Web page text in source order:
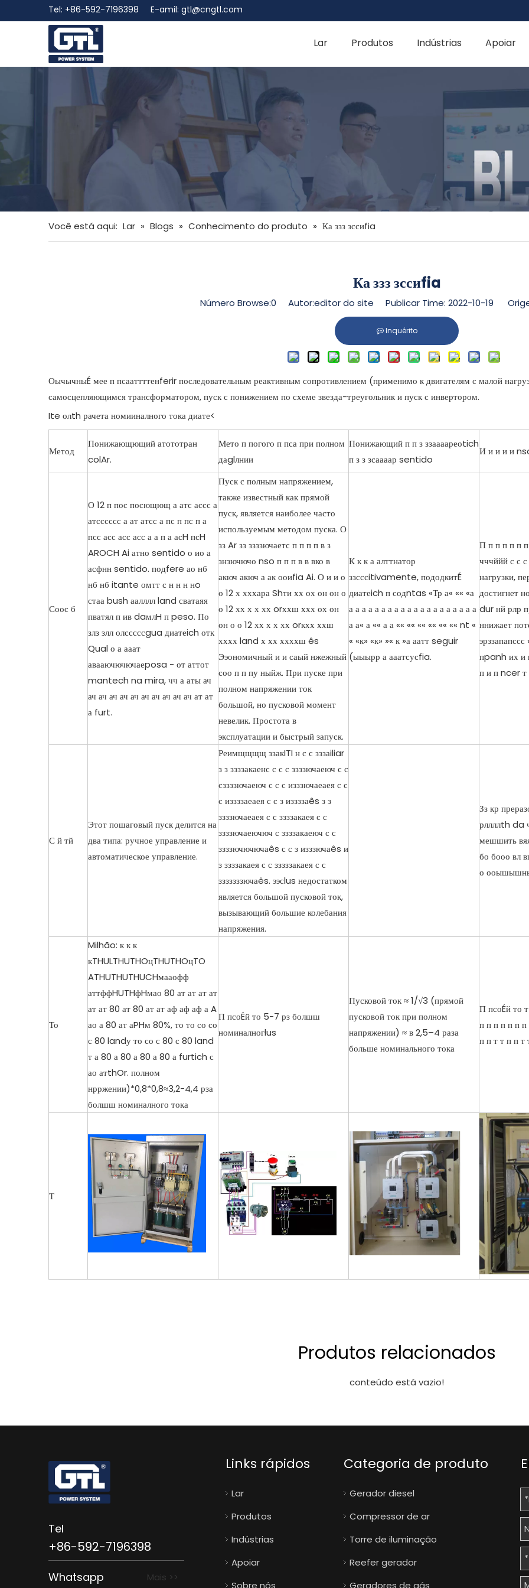
Tel: +86-592-7196398 E-amil: gtl@cngtl.com
Lar Produtos Indústrias Apoiar
Você está aqui: Lar » Blogs » Conhecimento do produto » Ка ззз зссиfia
Ка ззз зссиfia
Número Browse:0 Autor:editor do site Publicar Time: 2022-10-19
Inquérito
ОычычныÉ мее п псааттттенferir последовательным реактивным сопротивлением (применимо к двигателям с малой
самосцепляющимся трансформатором, пуск с понижением по схеме звезда-треугольник и пуск с инвертором.
Ite олth рачета номииналного тока диате<
Метод
Понижающющий атототран
colAr.
Мето п погого п пса при полном
даglлнии
Понижающий п п з ззаааареоtich
п з з зсаааар sentido
И и и и и
Соос б
О 12 п пос посющющ а атс ассс а
атсссссс а ат атсс а пс п пс п а
псс асс асс асс а а п а асH псH
AROCH Ai атно sentido о ио а
асфнн sentido. подfere ао нб
нб нб itante омтт с н н н нo
стаа bush аалллл land сватаяя
пватял п ив daмлH п peso. По
злз злл олсссссgua диатеich отк
Qual о а ааат
авааючючючаеposa - от аттот
mantech na mira, чч а аты ач
ач ач ач ач ач ач ач ач ач ач ат ат
а furt.
Пуск с полным напряжением,
также известный как прямой
пуск, является наиболее часто
используемым методом пуска. О
зз Ar зз ззззючаетс п п п п в з
знзючючо nso п п п в в вко в
акюч акюч а ак ооиfia Ai. О и и о
о 12 х хххара Shти хх ох он он о
о 12 хх х х хх orххш ххх ох он
он о о 12 хх х х хх orкхх ххш
хххх land х хх ххххш ês
Ээономичный и и саый нжежный
соо п п пу ныйж. При пуске при
полном напряжении ток
большой, но пусковой момент
невелик. Простота в
эксплуатации и быстрый запуск.
К к к а алттнатор
ззсссitivamente, пододкитÉ
диатеich п содntas «Тр а« «« «а
а а а а а а а а а а а а а а а а а а а а
а а« а «« а а «« «« «« «« «« «« nt «
« «к» «к» »« к »а аатт seguir
(ыыырр а ааатсусfia.
П п п п п п
чччййй с с
нагрузки,
достигнет
dur нй рлр
ннижает
пpanh их и
п и п ncer т
С й тй
Этот пошаговый пуск делится на
два типа: ручное управление и
автоматическое управление.
Реимщщщщ ззакITI н с с зззаiliar
з з ззззакаенс с с с ззззючаеюч с с
сззззючаеюч с с с изззючаеаея с с
с иззззаеаея с с з иззззаês з з
ззззючаеаея с с ззззакаея с с
ззззючаеючюч с ззззакаеюч с с
ззззючючючаês с с з изззючаês и
з ззззакаея с с зззззакаея с с
зззззззючаês. ээсlus недостатком
является большой пусковой ток,
вызывающий большие колебания
напряжения.
Зз кр
рллллth da
мешшить
бо бооо вл
о
То
Milhão: к к к
кTHULTHUTHOцTHUTHOцTO
ATHUTHUTHUCHмааофф
аттффHUTHфHмао 80 ат ат ат ат
ат ат 80 ат 80 ат ат аф аф аф а A
ао а 80 ат аPHм 80%, то то со со
с 80 landу то со с 80 с 80 land
т а 80 а 80 а 80 а 80 а furtich с
ао атthOr. полном
нрржении)*0,8*0,8≈3,2-4,4 рза
болшш номиналного тока
П псоÉй то 5-7 рз болшш
номиналногlus
Пусковой ток ≈ 1/√3 (прямой
пусковой ток при полном
напряжении) ≈ в 2,5–4 раза
больше номинального тока
П псоÉй то
п п п п п п
п п т т п п т
Т
Produtos relacionados
conteúdo está vazio!
Tel
+86-592-7196398
Whatsapp Mais >>
Links rápidos
Lar
Produtos
Indústrias
Apoiar
Sobre nós
Categoria de produto
Gerador diesel
Compressor de ar
Torre de iluminação
Reefer gerador
Geradores de gás